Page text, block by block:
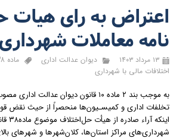
نامه معاملات
۱۳ مرداد ۱۴۰۳ دیوان عدالت اداری ماده 38 شهرداری
اختلافات مالی با شهرداری
تخلفات اداری و کمیسـیون‌ها منحصراً از حیث نقض